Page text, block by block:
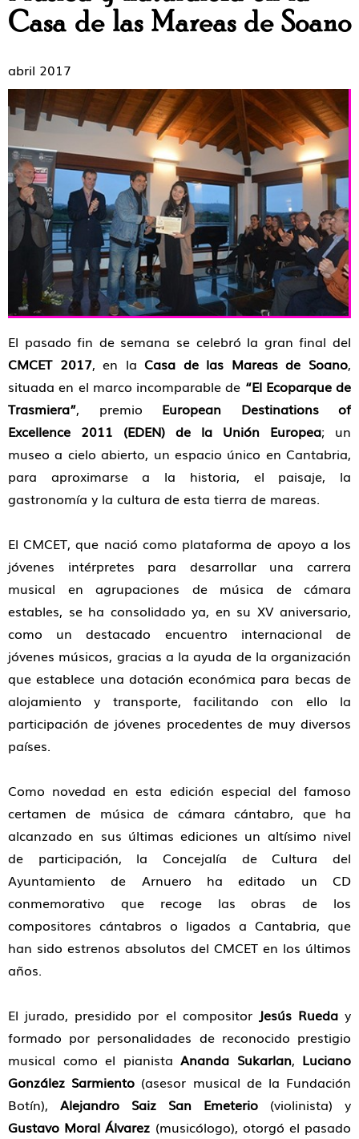
Casa de las Mareas de Soano
abril 2017
El pasado fin de semana se celebró la gran final del
CMCET 2017, en laCasa de las Mareas de Soano,
situada en el marco incomparable de “El Ecoparque de
Trasmiera”, premio European Destinations of
Excellence 2011 (EDEN) de la Unión Europea; un
museo a cielo abierto, un espacio único en Cantabria,
para aproximarse a la historia, el paisaje, la
gastronomía y la cultura de esta tierra de mareas.
El CMCET, que nació como plataforma de apoyo a los
jóvenes intérpretes para desarrollar una carrera
musical en agrupaciones de música de cámara
estables, se ha consolidado ya, en su XV aniversario,
como un destacado encuentro internacional de
jóvenes músicos, gracias a la ayuda de la organización
que establece una dotación económica para becas de
alojamiento y transporte, facilitando con ello la
participación de jóvenes procedentes de muy diversos
países.
Como novedad en esta edición especial del famoso
certamen de música de cámara cántabro, que ha
alcanzado en sus últimas ediciones un altísimo nivel
de participación, la Concejalía de Cultura del
Ayuntamiento de Arnuero ha editado un CD
conmemorativo que recoge las obras de los
compositores cántabros o ligados a Cantabria, que
han sido estrenos absolutos del CMCET en los últimos
años.
El jurado, presidido por el compositor Jesús Rueday
formado por personalidades de reconocido prestigio
musical como el pianista Ananda Sukarlan, Luciano
González Sarmiento (asesor musical de la Fundación
Botín), Alejandro Saiz San Emeterio (violinista) y
Gustavo Moral Álvarez (musicólogo), otorgó el pasado